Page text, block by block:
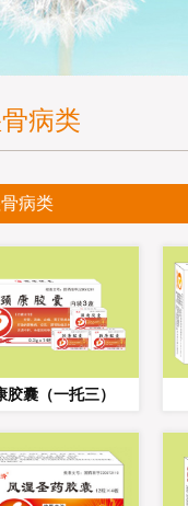
病类
病类
胶囊（一托三）